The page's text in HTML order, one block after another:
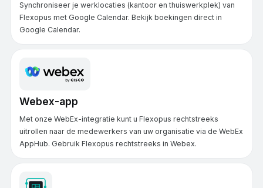
Synchroniseer je werklocaties (kantoor en thuiswerkplek) van
Flexopus met Google Calendar. Bekijk boekingen direct in
Google Calendar.
Webex-app
Met onze WebEx-integratie kunt u Flexopus rechtstreeks
uitrollen naar de medewerkers van uw organisatie via de WebEx
AppHub. Gebruik Flexopus rechtstreeks in Webex.